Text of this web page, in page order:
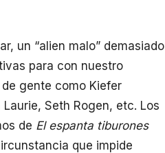
un “alien malo” demasiado
para con nuestro
gente como Kiefer
Seth Rogen, etc. Los
de El espanta tiburones
que impide